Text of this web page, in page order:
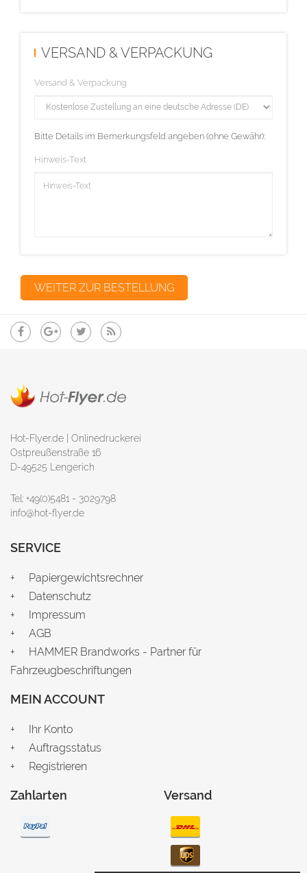
VERSAND & VERPACKUNG
Versand & Verpackung
Bitte Details im Bemerkungsfeld angeben (ohne Gewähr):
Hinweis-Text
Hot-Flyer.de | Onlinedruckerei
Ostpreußenstraße 16
D-49525 Lengerich
Tel: +49(0)5481 - 3029798
info@hot-flyer.de
SERVICE
Papiergewichtsrechner
Datenschutz
Impressum
AGB
HAMMER Brandworks - Partner für
Fahrzeugbeschriftungen
MEIN ACCOUNT
Ihr Konto
Auftragsstatus
Registrieren
Zahlarten Versand